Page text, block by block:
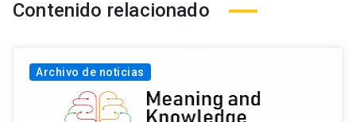
Contenido relacionado
Archivo de noticias